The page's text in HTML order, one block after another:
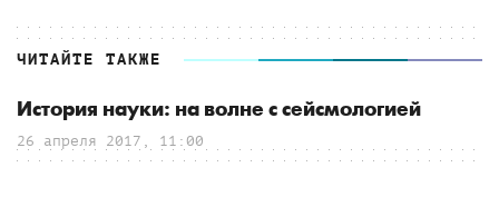
ЧИТАЙТЕ ТАКЖЕ
История науки: на волне с сейсмологией
26 апреля 2017, 11:00